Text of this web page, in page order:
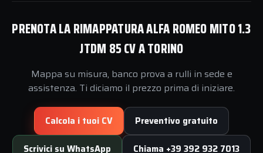
PRENOTA LA RIMAPPATURA ALFA ROMEO MITO 1.3
JTDM 85 CV A TORINO
Mappa su misura, banco prova a rulli in sede e
assistenza. Ti diciamo il prezzo prima di iniziare.
Calcola i tuoi CV Preventivo gratuito
Scrivici su WhatsApp Chiama +39 392 932 7013